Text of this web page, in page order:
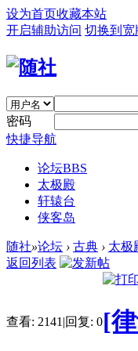
设为首页收藏本站
开启辅助访问 切换到宽
密码
快捷导航
论坛BBS
太极殿
轩辕台
侠客岛
随社»论坛 › 古典 › 太极
返回列表
查看: 2141 |回复: 0[